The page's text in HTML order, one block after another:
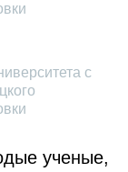
с
ученые,